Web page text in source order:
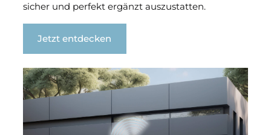
sicher und perfekt ergänzt auszustatten.
Jetzt entdecken